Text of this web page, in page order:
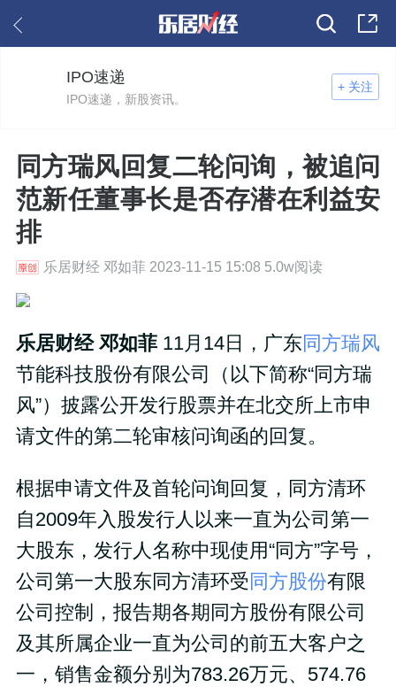
+ 关注
IPO速递
IPO速递，新股资讯。
同方瑞风回复二轮问询，被追问
范新任董事长是否存潜在利益安
排
乐居财经 邓如菲 2023-11-15 15:08 5.0w阅读
乐居财经 邓如菲 11月14日，广东 同方瑞风
节能科技股份有限公司（以下简称“同方瑞
风”）披露公开发行股票并在北交所上市申
请文件的第二轮审核问询函的回复。
根据申请文件及首轮问询回复，同方清环
自2009年入股发行人以来一直为公司第一
大股东，发行人名称中现使用“同方”字号，
公司第一大股东同方清环受 同方股份有限
公司控制，报告期各期同方股份有限公司
及其所属企业一直为公司的前五大客户之
一，销售金额分别为783.26万元、574.76